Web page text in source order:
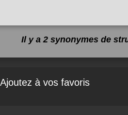
Il y a 2 synonymes de
Ajoutez à vos favoris